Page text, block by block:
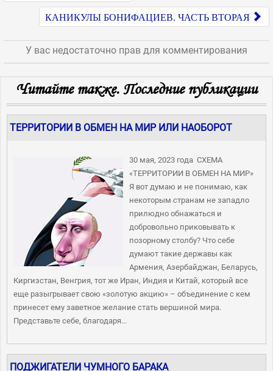
КАНИКУЛЫ БОНИФАЦИЕВ. ЧАСТЬ ВТОРАЯ
У вас недостаточно прав для комментирования
Читайте также. Последние публикации
ТЕРРИТОРИИ В ОБМЕН НА МИР ИЛИ НАОБОРОТ
30 мая, 2023 года СХЕМА
«ТЕРРИТОРИИ В ОБМЕН НА МИР»
Я вот думаю и не понимаю, как
некоторым странам не западло
прилюдно обнажаться и
добровольно приковывать к
позорному столбу? Что себе
думают такие державы как
Армения, Азербайджан, Беларусь,
Киргизстан, Венгрия, тот же Иран, Индия и Китай, который все
еще разыгрывает свою «золотую акцию» – объединение с кем
принесет ему заветное желание стать вершиной мира.
Представьте себе, благодаря...
ПОДЖИГАТЕЛИ ЧУМНОГО БАРАКА